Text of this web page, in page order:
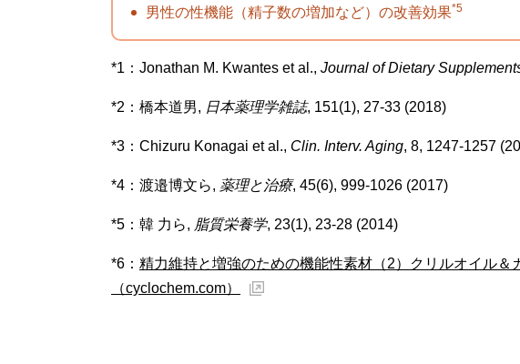
男性の性機能（精子数の増加など）の改善効果*5
*1：Jonathan M. Kwantes et al., Journal of Dietary
*2：橋本道男, 日本薬理学雑誌, 151(1), 27-33 (2018)
*3：Chizuru Konagai et al., Clin. Interv. Aging, 8, 1247-1257
*4：渡邉博文ら, 薬理と治療, 45(6), 999-1026 (2017)
*5：韓 力ら, 脂質栄養学, 23(1), 23-28 (2014)
*6： 精力維持と増強のための機能性素材（2）クリルオイル＆
（cyclochem.com）